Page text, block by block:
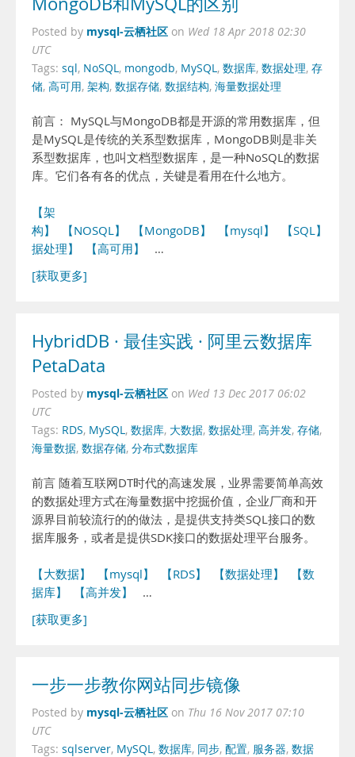
Posted by mysql-云栖社区 on Wed 18 Apr 2018 02:30
UTC
Tags: sql, NoSQL, mongodb, MySQL, 数据库, 数据处理, 存
储, 高可用, 架构, 数据存储, 数据结构, 海量数据处理
前言： MySQL与MongoDB都是开源的常用数据库，但
是MySQL是传统的关系型数据库，MongoDB则是非关
系型数据库，也叫文档型数据库，是一种NoSQL的数据
库。它们各有各的优点，关键是看用在什么地方。
【架
构】
【NOSQL】 【MongoDB】 【mysql】 【SQL】
据处理】
【高可用】
…
[获取更多]
HybridDB · 最佳实践 · 阿里云数据库
PetaData
Posted by mysql-云栖社区 on Wed 13 Dec 2017 06:02
UTC
Tags: RDS, MySQL, 数据库, 大数据, 数据处理, 高并发, 存储,
海量数据, 数据存储, 分布式数据库
前言 随着互联网DT时代的高速发展，业界需要简单高效
的数据处理方式在海量数据中挖掘价值，企业厂商和开
源界目前较流行的的做法，是提供支持类SQL接口的数
据库服务，或者是提供SDK接口的数据处理平台服务。
【大数据】 【mysql】 【RDS】 【数据处理】
【数
据库】
【高并发】
…
[获取更多]
一步一步教你网站同步镜像
Posted by mysql-云栖社区 on Thu 16 Nov 2017 07:10
UTC
Tags: sqlserver, MySQL, 数据库, 同步, 配置, 服务器, 数据